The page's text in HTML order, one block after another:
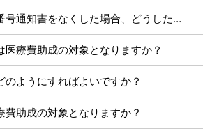
年金手帳や基礎年金番号通知書をなくした場合、どうしたらよいですか？
医療費助成の対象となりますか？
のようにすればよいですか？
助成の対象となりますか？